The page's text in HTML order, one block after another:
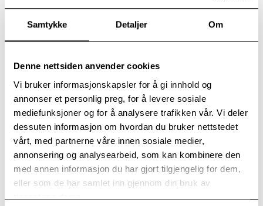
Samtykke Detaljer Om
Denne nettsiden anvender cookies
Vi bruker informasjonskapsler for å gi innhold og
annonser et personlig preg, for å levere sosiale
mediefunksjoner og for å analysere trafikken vår. Vi deler
dessuten informasjon om hvordan du bruker nettstedet
vårt, med partnerne våre innen sosiale medier,
annonsering og analysearbeid, som kan kombinere den
med annen informasjon du har gjort tilgjengelig for dem,
eller som de har samlet inn gjennom din bruk av
tjenestene deres.
inspirasjonskilder som kan finnes igjen om man tar
seg tid til gjennomlytting av hans mange fine album.
denne gangen reiser han med en dyktig trio,
organisten, Benjamin Medhaug. Sørum selv synger
og spiller piano.
Asphol har samarbeidet med Sørum i over 20 år. Det
hele startet våren 2023 da Knut Bjørnar hoppet inn
som vikar i bandet «Expect a Miracle» på en konsert i
Sverige. Samme mann fant den nye organisten, det
unge talentet Benjamin Medhaug, bak en diger
Hammond-orgel i Oslo Spektrum.